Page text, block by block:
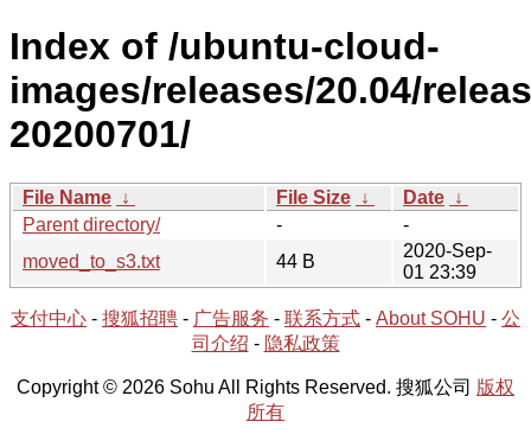
Index of /ubuntu-cloud-
images/releases/20.04/
20200701/
File Name ↓ File Size ↓ Date ↓
Parent directory/
-
-
moved_to_s3.txt
44 B
2020-Sep-
01 23:39
支付中心 - 搜狐招聘 - 广告服务 - 联系方式 - About SOHU - 公
司介绍 - 隐私政策
Copyright © 2026 Sohu All Rights Reserved. 搜狐公司 版权
所有